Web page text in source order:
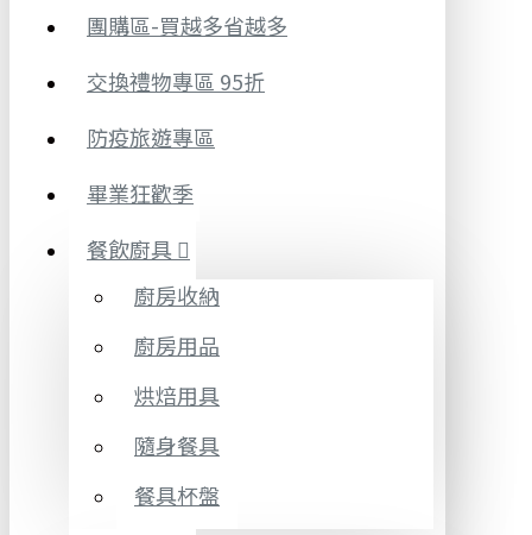
團購區-買越多省越多
交換禮物專區 95折
防疫旅遊專區
畢業狂歡季
餐飲廚具
廚房收納
廚房用品
烘焙用具
隨身餐具
餐具杯盤